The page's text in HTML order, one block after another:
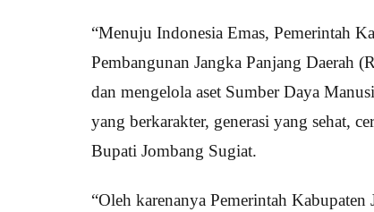
“Menuju Indonesia Emas, Pemerintah
Pembangunan Jangka Panjang Daerah
dan mengelola aset Sumber Daya
yang berkarakter, generasi yang sehat,
Bupati Jombang Sugiat.
“Oleh karenanya Pemerintah